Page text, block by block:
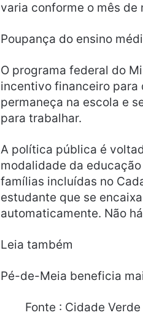
varia conforme o mês
Poupança do ensino
O programa federal do
incentivo financeiro para
permaneça na escola e
para trabalhar.
A política pública é
modalidade da
famílias incluídas no
estudante que se
automaticamente. Não
Leia também
Pé-de-Meia beneficia
Fonte : Cidade Verde